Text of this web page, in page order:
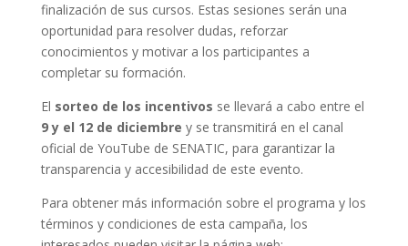
finalización de sus cursos. Estas sesiones serán una
oportunidad para resolver dudas, reforzar
conocimientos y motivar a los participantes a
completar su formación.
El sorteo de los incentivos se llevará a cabo entre el
9 y el 12 de diciembre y se transmitirá en el canal
oficial de YouTube de SENATIC, para garantizar la
transparencia y accesibilidad de este evento.
Para obtener más información sobre el programa y los
términos y condiciones de esta campaña, los